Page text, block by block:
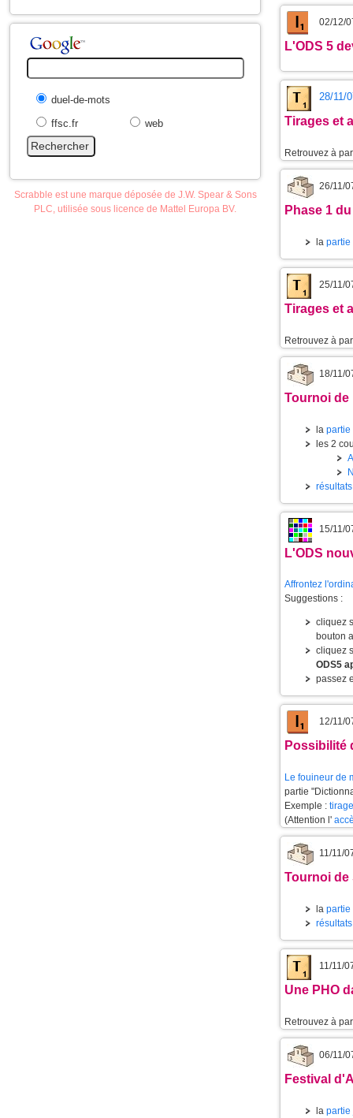
duel-de-mots
ffsc.fr
web
Scrabble est une marque déposée de J.W. Spear & Sons
PLC, utilisée sous licence de Mattel Europa BV.
02/12/
L'ODS 5
28/11/
Tirages et
Retrouvez à
26/11/
Phase 1
la partie
25/11/
Tirages et
Retrouvez à
18/11/
Tournoi de
la partie
les 2
15/11/
L'ODS
Affrontez
Suggestions :
cliquez
bouton
cliquez
ODS5
passez
12/11/
Possibilité
Le fouineur de
partie
Exemple :
(Attention l'
11/11/
Tournoi de
la partie
11/11/
Une PHO
Retrouvez à
06/11/
Festival
la partie